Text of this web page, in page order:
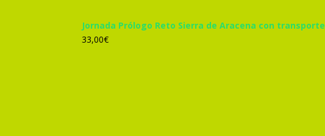
Jornada Prólogo Reto Sierra de Aracena con transporte
33,00€